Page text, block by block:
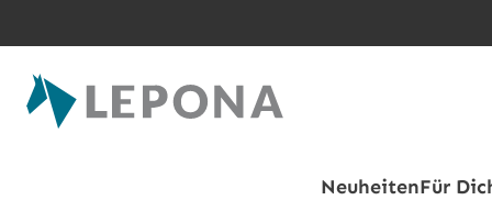
NeuheitenFür